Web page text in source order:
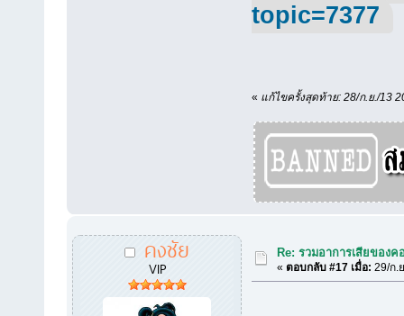
topic=7377
« แก้ไขครั้งสุดท้าย: 28/ก.ย./13
คงชัย
VIP
Re: รวมอาการเสียของค
«ตอบกลับ #17 เมื่อ: 29/ก.